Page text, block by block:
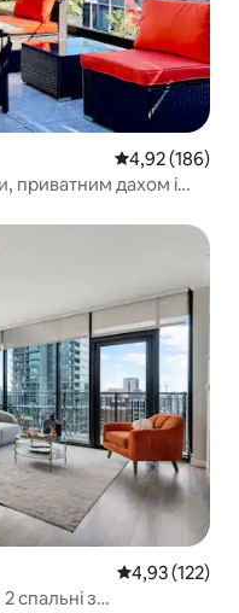
Середня
4,92 (186)
приватним дахом і
Середня
4,93 (122)
спальні з